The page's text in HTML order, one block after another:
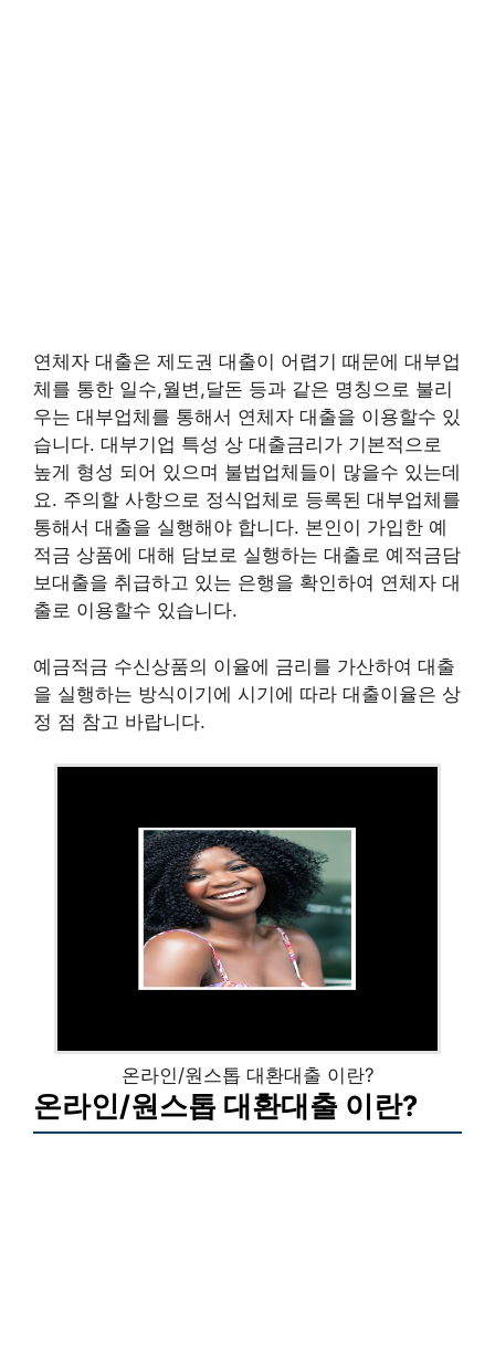
연체자 대출은 제도권 대출이 어렵기 때문에 대부업
체를 통한 일수,월변,달돈 등과 같은 명칭으로 불리
우는 대부업체를 통해서 연체자 대출을 이용할수 있
습니다. 대부기업 특성 상 대출금리가 기본적으로
높게 형성 되어 있으며 불법업체들이 많을수 있는데
요. 주의할 사항으로 정식업체로 등록된 대부업체를
통해서 대출을 실행해야 합니다. 본인이 가입한 예
적금 상품에 대해 담보로 실행하는 대출로 예적금담
보대출을 취급하고 있는 은행을 확인하여 연체자 대
출로 이용할수 있습니다.
예금적금 수신상품의 이율에 금리를 가산하여 대출
을 실행하는 방식이기에 시기에 따라 대출이율은 상
정 점 참고 바랍니다.
온라인/원스톱 대환대출 이란?
온라인/원스톱 대환대출 이란?